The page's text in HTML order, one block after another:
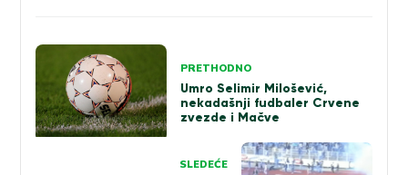
Kretanje
članka
PRETHODNO
Umro Selimir Milošević,
nekadašnji fudbaler Crvene
zvezde i Mačve
SLEDEĆE